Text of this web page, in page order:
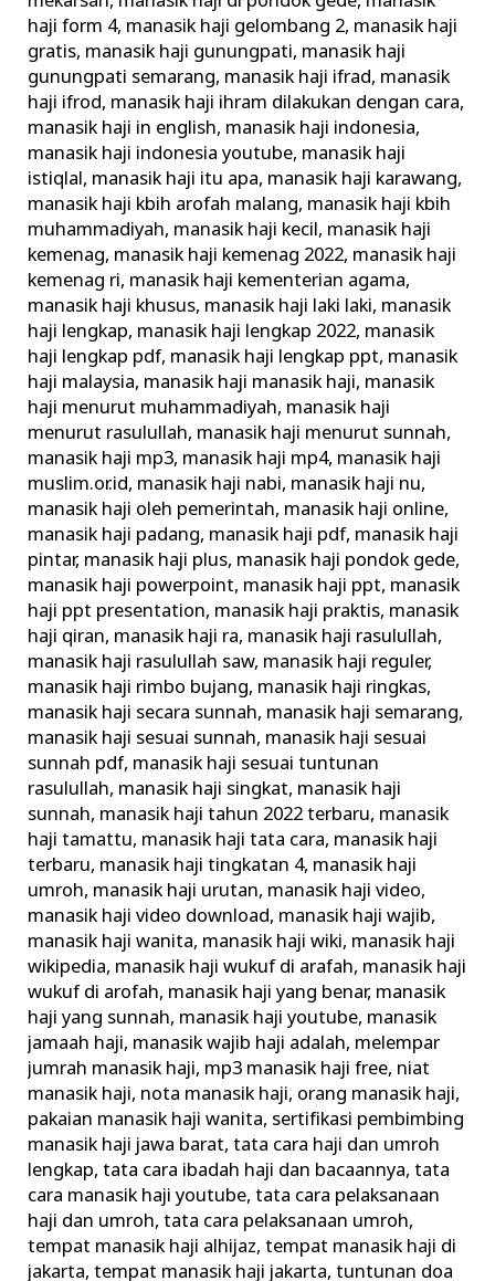
haji form 4, manasik haji gelombang 2, manasik haji
gratis, manasik haji gunungpati, manasik haji
gunungpati semarang, manasik haji ifrad, manasik
haji ifrod, manasik haji ihram dilakukan dengan cara,
manasik haji in english, manasik haji indonesia,
manasik haji indonesia youtube, manasik haji
istiqlal, manasik haji itu apa, manasik haji karawang,
manasik haji kbih arofah malang, manasik haji kbih
muhammadiyah, manasik haji kecil, manasik haji
kemenag, manasik haji kemenag 2022, manasik haji
kemenag ri, manasik haji kementerian agama,
manasik haji khusus, manasik haji laki laki, manasik
haji lengkap, manasik haji lengkap 2022, manasik
haji lengkap pdf, manasik haji lengkap ppt, manasik
haji malaysia, manasik haji manasik haji, manasik
haji menurut muhammadiyah, manasik haji
menurut rasulullah, manasik haji menurut sunnah,
manasik haji mp3, manasik haji mp4, manasik haji
muslim.or.id, manasik haji nabi, manasik haji nu,
manasik haji oleh pemerintah, manasik haji online,
manasik haji padang, manasik haji pdf, manasik haji
pintar, manasik haji plus, manasik haji pondok gede,
manasik haji powerpoint, manasik haji ppt, manasik
haji ppt presentation, manasik haji praktis, manasik
haji qiran, manasik haji ra, manasik haji rasulullah,
manasik haji rasulullah saw, manasik haji reguler,
manasik haji rimbo bujang, manasik haji ringkas,
manasik haji secara sunnah, manasik haji semarang,
manasik haji sesuai sunnah, manasik haji sesuai
sunnah pdf, manasik haji sesuai tuntunan
rasulullah, manasik haji singkat, manasik haji
sunnah, manasik haji tahun 2022 terbaru, manasik
haji tamattu, manasik haji tata cara, manasik haji
terbaru, manasik haji tingkatan 4, manasik haji
umroh, manasik haji urutan, manasik haji video,
manasik haji video download, manasik haji wajib,
manasik haji wanita, manasik haji wiki, manasik haji
wikipedia, manasik haji wukuf di arafah, manasik haji
wukuf di arofah, manasik haji yang benar, manasik
haji yang sunnah, manasik haji youtube, manasik
jamaah haji, manasik wajib haji adalah, melempar
jumrah manasik haji, mp3 manasik haji free, niat
manasik haji, nota manasik haji, orang manasik haji,
pakaian manasik haji wanita, sertifikasi pembimbing
manasik haji jawa barat,tata cara haji dan umroh
lengkap,tata cara ibadah haji dan bacaannya,tata
cara manasik haji youtube,tata cara pelaksanaan
haji dan umroh,tata cara pelaksanaan umroh,
tempat manasik haji alhijaz,tempat manasik haji di
jakarta,tempat manasik haji jakarta,tuntunan doa